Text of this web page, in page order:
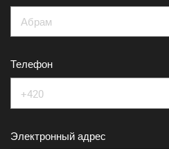
Телефон
Электронный адрес